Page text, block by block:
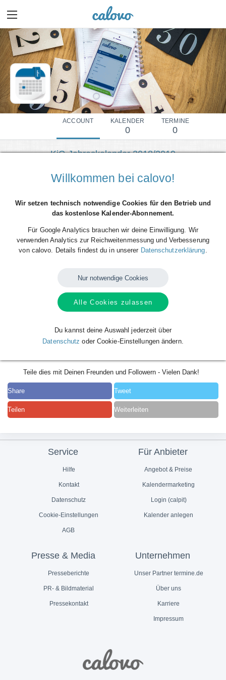
ACCOUNT KALENDER
0
TERMINE
0
KjG Jahreskalender 2018/2019
Mehr Details einblenden
Teile dies mit Deinen Freunden und Followern - Vielen Dank!
Share Tweet
Teilen Weiterleiten
Service
Hilfe
Kontakt
Datenschutz
Cookie-Einstellungen
AGB
Für Anbieter
Angebot & Preise
Kalendermarketing
Login (calpit)
Kalender anlegen
Presse & Media
Presseberichte
PR- & Bildmaterial
Pressekontakt
Unternehmen
Unser Partner termine.de
Über uns
Karriere
Impressum
Willkommen bei calovo!
Wir setzen technisch notwendige Cookies für den Betrieb und
das kostenlose Kalender-Abonnement.
Für Google Analytics brauchen wir deine Einwilligung. Wir
verwenden Analytics zur Reichweitenmessung und Verbesserung
von calovo. Details findest du in unserer Datenschutzerklärung
Nur notwendige Cookies
Alle Cookies zulassen
Du kannst deine Auswahl jederzeit über
Datenschutz oder Cookie-Einstellungen ändern.